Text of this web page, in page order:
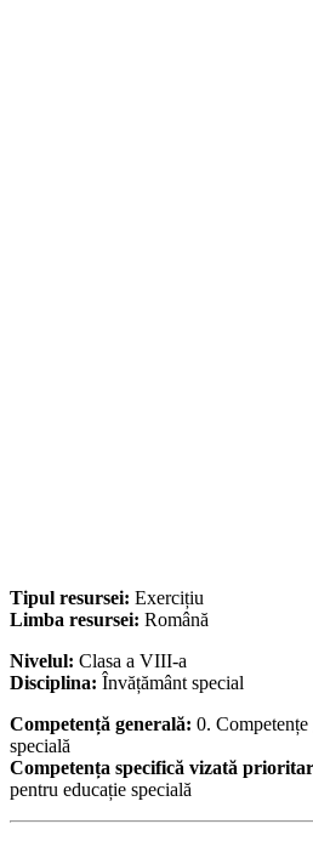
Tipul resursei: Exercițiu
Limba resursei: Română
Nivelul: Clasa a VIII-a
Disciplina: Învățământ special
Competență generală: 0. Competențe
specială
Competența specifică vizată
pentru educație specială